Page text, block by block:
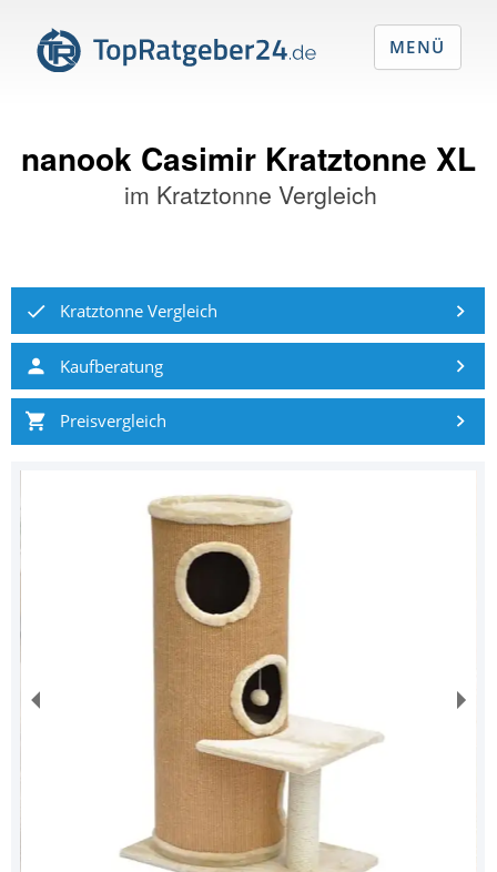
nanook Casimir Kratztonne XL
im Kratztonne Vergleich
Kratztonne Vergleich
Kaufberatung
Preisvergleich
MENÜ